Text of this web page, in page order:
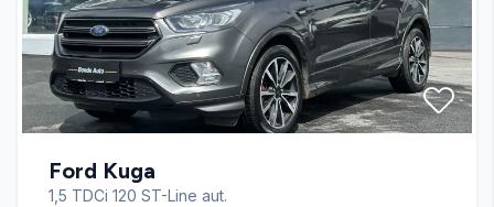
El-spejle
Fartpilot
Fjernbetjent centrallås
Ford Kuga
1,5 TDCi 120 ST-Line aut.